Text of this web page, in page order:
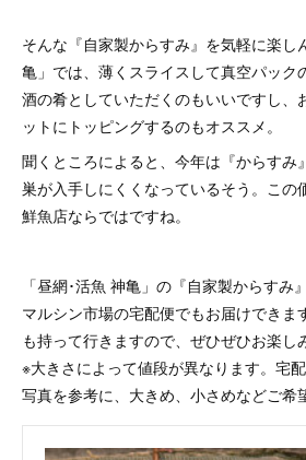
そんな『自家製からすみ』を気軽に楽し
亀」では、薄くスライスして真空パック
酒の肴としていただくのもいいですし、
ットにトッピングするのもオススメ。
聞くところによると、今年は『からすみ
巣が入手しにくくなっているそう。この
鮮魚店ならではですね。
「昼網･活魚 神亀」の『自家製からすみ
マルシン市場の宅配便でもお届けできま
も持って行きますので、ぜひぜひお楽し
※大きさによって値段が異なります。宅配
写真を参考に、大きめ、小さめなどご希